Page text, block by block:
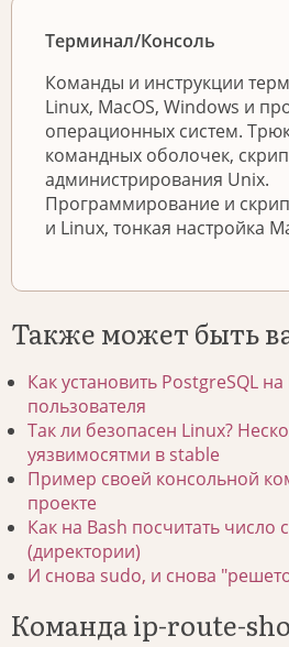
Терминал/Консоль
Команды и инструкции
Linux, MacOS, Windows и
операционных систем.
командных оболочек,
администрирования Unix.
Программирование и
и Linux, тонкая настройка
Также может быть
Как установить PostgreSQL
пользователя
Так ли безопасен Linux?
уязвимосятми в stable
Пример своей консольной
проекте
Как на Bash посчитать число
(директории)
И снова sudo, и снова
Команда ip-route-